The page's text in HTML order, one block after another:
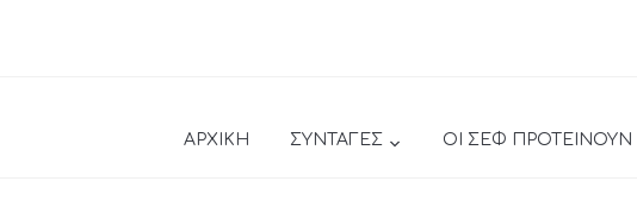
ΑΡΧΙΚΗ ΣΥΝΤΑΓΕΣ ΟΙ ΣΕΦ ΠΡΟΤΕΙΝΟΥΝ